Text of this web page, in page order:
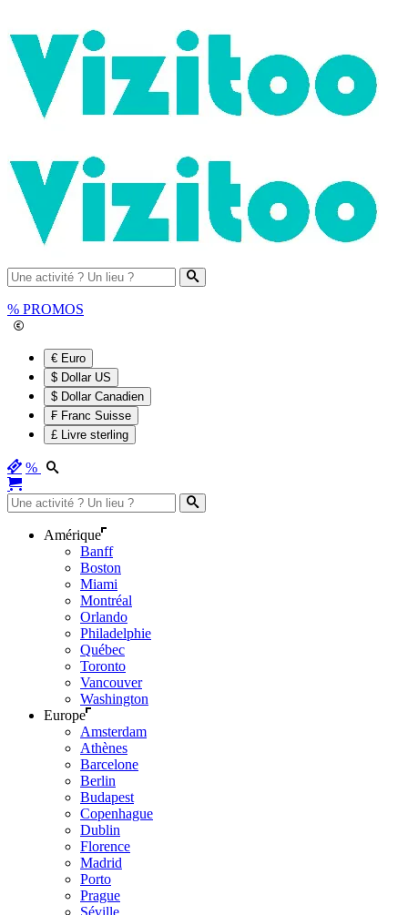
% PROMOS
€ Euro
$ Dollar US
$ Dollar Canadien
₣ Franc Suisse
£ Livre sterling
%
Amérique
Banff
Boston
Miami
Montréal
Orlando
Philadelphie
Québec
Toronto
Vancouver
Washington
Europe
Amsterdam
Athènes
Barcelone
Berlin
Budapest
Copenhague
Dublin
Florence
Madrid
Porto
Prague
Séville